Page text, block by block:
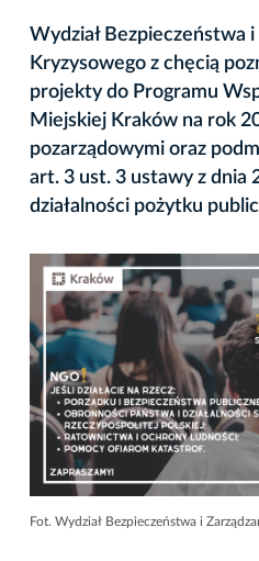
Wydział Bezpieczeństwa i
Kryzysowego z chęcią
projekty do Programu
Miejskiej Kraków na rok
pozarządowymi oraz
art. 3 ust. 3 ustawy z dnia
działalności pożytku
Fot. Wydział Bezpieczeństwa i